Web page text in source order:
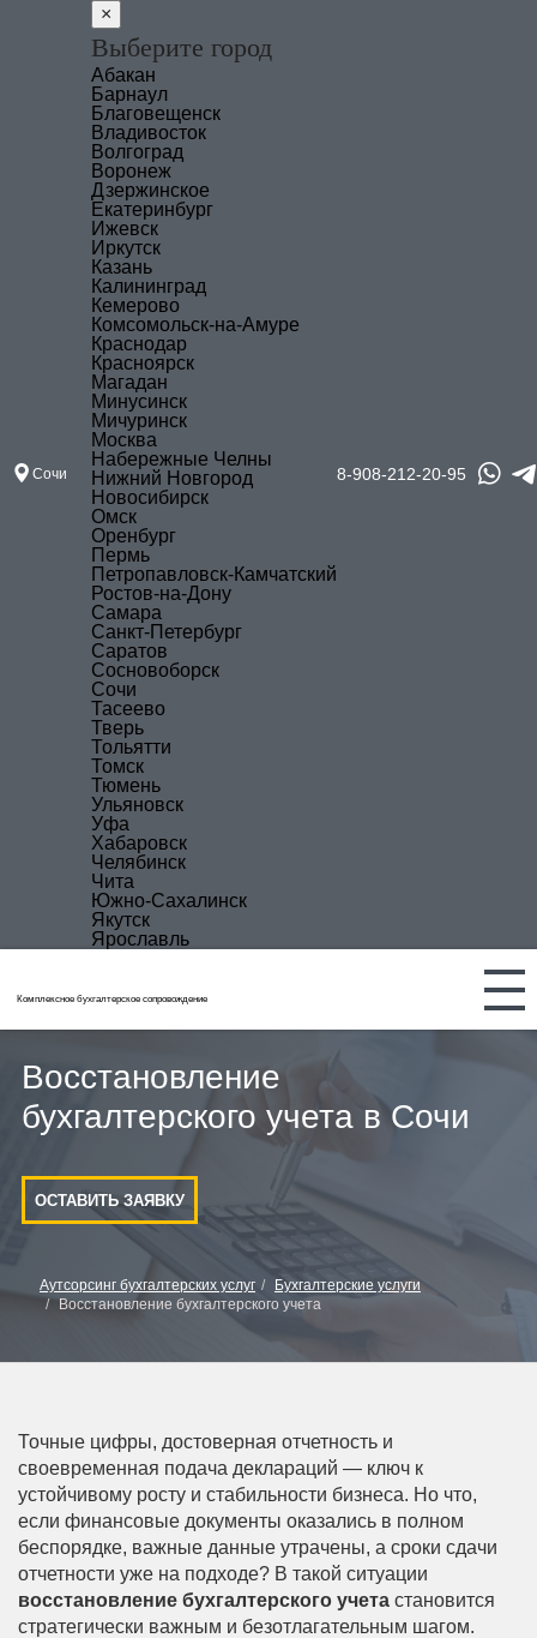
Сочи
×
Выберите город
Абакан
Барнаул
Благовещенск
Владивосток
Волгоград
Воронеж
Дзержинское
Екатеринбург
Ижевск
Иркутск
Казань
Калининград
Кемерово
Комсомольск-на-Амуре
Краснодар
Красноярск
Магадан
Минусинск
Мичуринск
Москва
Набережные Челны
Нижний Новгород
Новосибирск
Омск
Оренбург
Пермь
Петропавловск-Камчатский
Ростов-на-Дону
Самара
Санкт-Петербург
Саратов
Сосновоборск
Сочи
Тасеево
Тверь
Тольятти
Томск
Тюмень
Ульяновск
Уфа
Хабаровск
Челябинск
Чита
Южно-Сахалинск
Якутск
Ярославль
8-908-212-20-95
Комплексное бухгалтерское сопровождение
Восстановление
бухгалтерского учета в Сочи
ОСТАВИТЬ ЗАЯВКУ
Аутсорсинг бухгалтерских услуг
Бухгалтерские услуги
Восстановление бухгалтерского учета
Точные цифры, достоверная отчетность и
своевременная подача деклараций — ключ к
устойчивому росту и стабильности бизнеса. Но что,
если финансовые документы оказались в полном
беспорядке, важные данные утрачены, а сроки сдачи
отчетности уже на подходе? В такой ситуации
восстановление бухгалтерского учета становится
стратегически важным и безотлагательным шагом.